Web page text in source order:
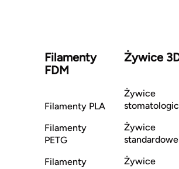
Filamenty
FDM
Filamenty PLA
Filamenty
PETG
Filamenty
Żywice
Żywice
Żywice
standardowe
Żywice